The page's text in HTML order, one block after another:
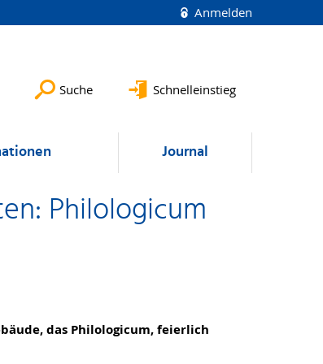
Anmelden
Suche Schnelleinstieg
Journal
Philologicum
das Philologicum, feierlich